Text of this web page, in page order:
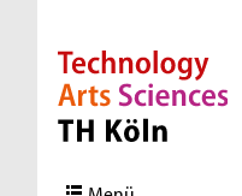
Direkt zur
Direkt zur Subnavigation
Direkt zum Inhalt
Direkt zum Fußbereich